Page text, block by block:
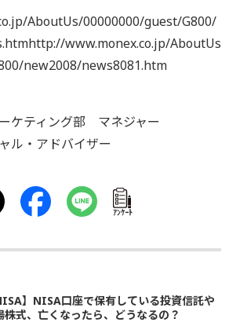
AboutUs/00000000/guest/G800/
www.monex.co.jp/AboutUs
new2008/news8081.htm
ケティング部 マネジャー
ル・アドバイザー
ｱﾝｹｰﾄ
】NISA口座で保有している投資信託や
株式、亡くなったら、どうなるの？